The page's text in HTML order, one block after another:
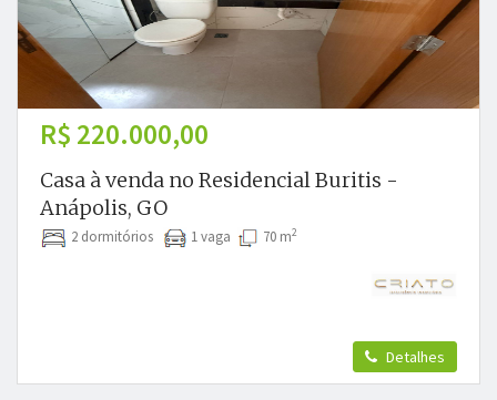
R$ 220.000,00
Casa à venda no Residencial Buritis -
Anápolis, GO
2 dormitórios 1 vaga 70 m2
Detalhes